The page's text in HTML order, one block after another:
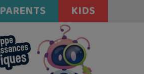
PARENTS KIDS